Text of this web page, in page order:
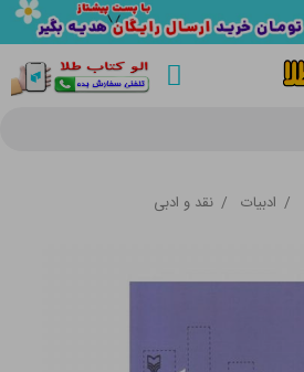
/ ادبیات / نقد و ادبی